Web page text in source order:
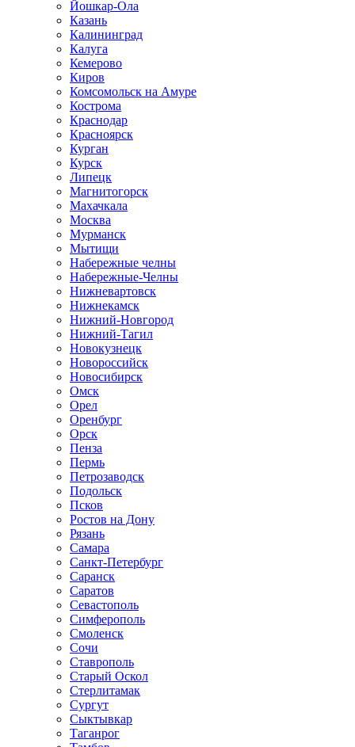
Йошкар-Ола
Казань
Калининград
Калуга
Кемерово
Киров
Комсомольск на Амуре
Кострома
Краснодар
Красноярск
Курган
Курск
Липецк
Магнитогорск
Махачкала
Москва
Мурманск
Мытищи
Набережные челны
Набережные-Челны
Нижневартовск
Нижнекамск
Нижний-Новгород
Нижний-Тагил
Новокузнецк
Новороссийск
Новосибирск
Омск
Орел
Оренбург
Орск
Пенза
Пермь
Петрозаводск
Подольск
Псков
Ростов на Дону
Рязань
Самара
Санкт-Петербург
Саранск
Саратов
Севастополь
Симферополь
Смоленск
Сочи
Ставрополь
Старый Оскол
Стерлитамак
Сургут
Сыктывкар
Таганрог